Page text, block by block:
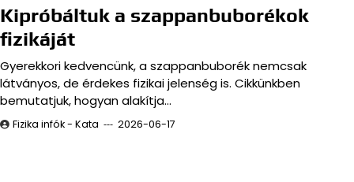
Kipróbáltuk a szappanbuborékok
fizikáját
Gyerekkori kedvencünk, a szappanbuborék nemcsak
látványos, de érdekes fizikai jelenség is. Cikkünkben
bemutatjuk, hogyan alakítja…
Fizika infók - Kata 2026-06-17